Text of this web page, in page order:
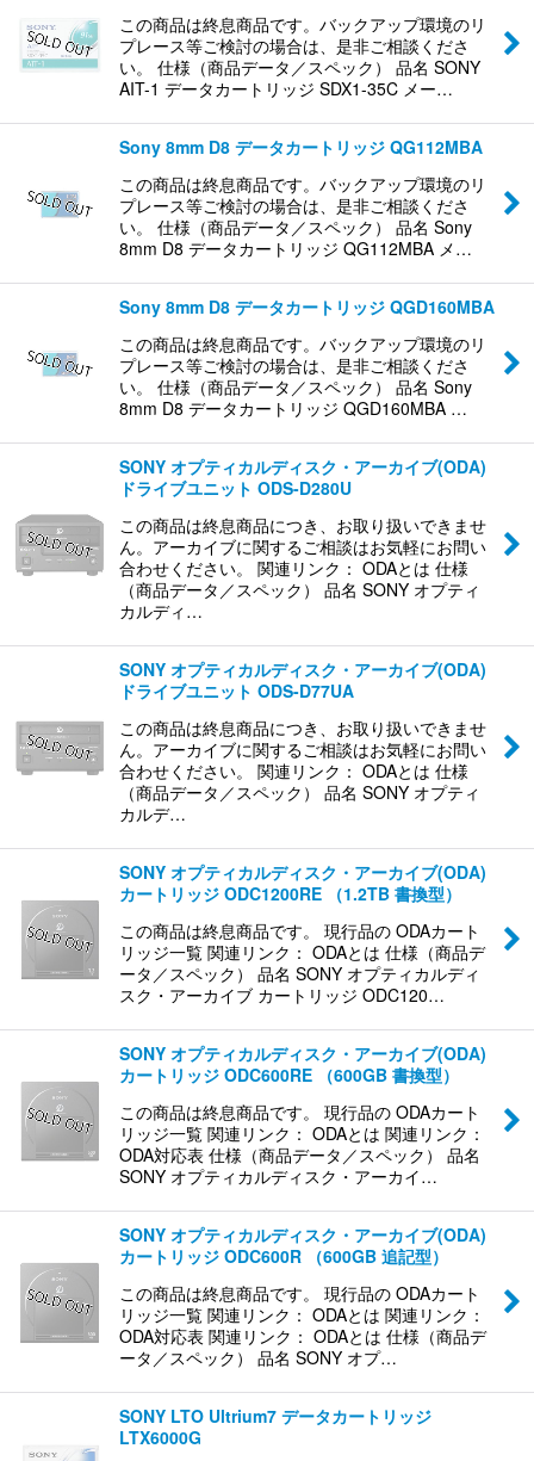
この商品は終息商品です。バックアップ環境のリ
プレース等ご検討の場合は、是非ご相談くださ
い。 仕様（商品データ／スペック） 品名 SONY
AIT-1 データカートリッジ SDX1-35C メー…
Sony 8mm D8 データカートリッジ QG112MBA
この商品は終息商品です。バックアップ環境のリ
プレース等ご検討の場合は、是非ご相談くださ
い。 仕様（商品データ／スペック） 品名 Sony
8mm D8 データカートリッジ QG112MBA メ…
Sony 8mm D8 データカートリッジ QGD160MBA
この商品は終息商品です。バックアップ環境のリ
プレース等ご検討の場合は、是非ご相談くださ
い。 仕様（商品データ／スペック） 品名 Sony
8mm D8 データカートリッジ QGD160MBA …
SONY オプティカルディスク・アーカイブ(ODA)
ドライブユニット ODS-D280U
この商品は終息商品につき、お取り扱いできませ
ん。アーカイブに関するご相談はお気軽にお問い
合わせください。 関連リンク： ODAとは 仕様
（商品データ／スペック） 品名 SONY オプティ
カルディ…
SONY オプティカルディスク・アーカイブ(ODA)
ドライブユニット ODS-D77UA
この商品は終息商品につき、お取り扱いできませ
ん。アーカイブに関するご相談はお気軽にお問い
合わせください。 関連リンク： ODAとは 仕様
（商品データ／スペック） 品名 SONY オプティ
カルデ…
SONY オプティカルディスク・アーカイブ(ODA)
カートリッジ ODC1200RE （1.2TB 書換型）
この商品は終息商品です。 現行品の ODAカート
リッジ一覧 関連リンク： ODAとは 仕様（商品デ
ータ／スペック） 品名 SONY オプティカルディ
スク・アーカイブ カートリッジ ODC120…
SONY オプティカルディスク・アーカイブ(ODA)
カートリッジ ODC600RE （600GB 書換型）
この商品は終息商品です。 現行品の ODAカート
リッジ一覧 関連リンク： ODAとは 関連リンク：
ODA対応表 仕様（商品データ／スペック） 品名
SONY オプティカルディスク・アーカイ…
SONY オプティカルディスク・アーカイブ(ODA)
カートリッジ ODC600R （600GB 追記型）
この商品は終息商品です。 現行品の ODAカート
リッジ一覧 関連リンク： ODAとは 関連リンク：
ODA対応表 関連リンク： ODAとは 仕様（商品デ
ータ／スペック） 品名 SONY オプ…
SONY LTO Ultrium7 データカートリッジ
LTX6000G